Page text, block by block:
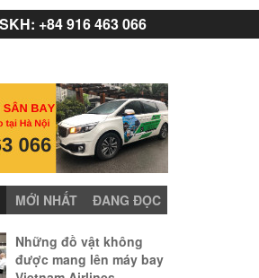
+84 916 463 066
MỚI NHẤT ĐANG ĐỌC
Những đồ vật không
được mang lên máy bay